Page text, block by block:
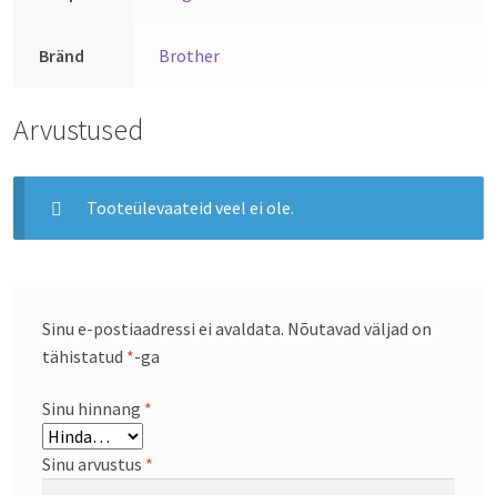
Bränd Brother
Arvustused
Tooteülevaateid veel ei ole.
Sinu e-postiaadressi ei avaldata. Nõutavad väljad on
tähistatud *-ga
Sinu hinnang *
Sinu arvustus *